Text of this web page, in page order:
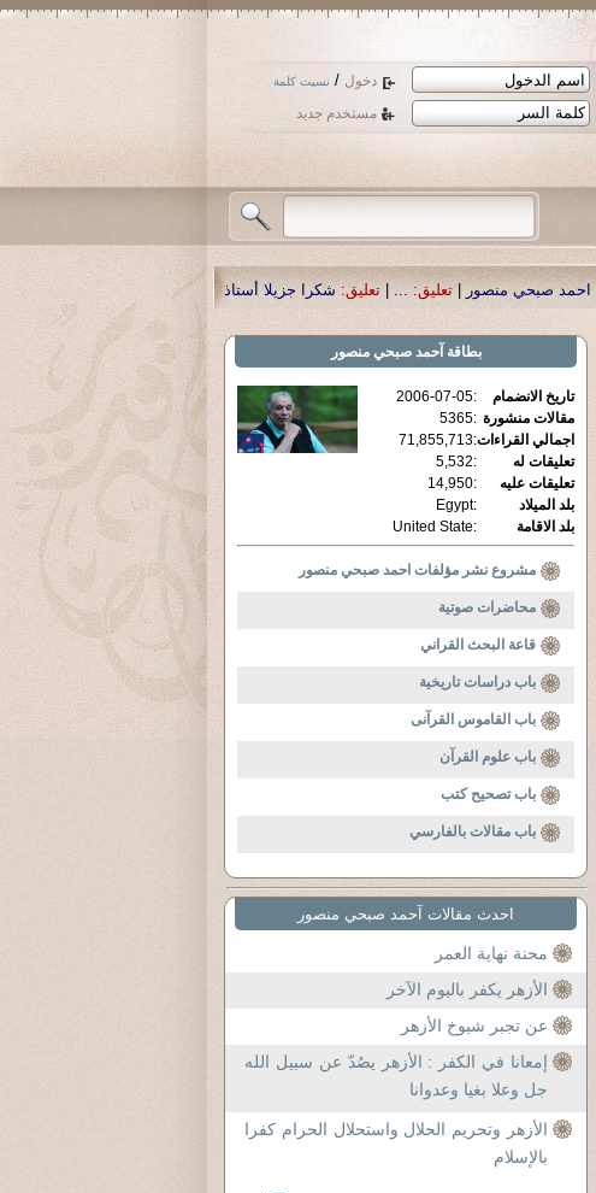
دخول / نسيت كلمة
مستخدم جديد
تعليق: شكرا جزيلا أستاذ حمد الحمد .أكرمكم الله . |تعليق:
بطاقة آحمد صبحي منصور
تاريخ الانضمام :
2006-07-05
مقالات منشورة :
5365
اجمالي القراءات:
71,855,713
تعليقات له
:
5,532
تعليقات عليه
:
14,950
بلد الميلاد
:
Egypt
بلد الاقامة
:
United State
مشروع نشر مؤلفات احمد صبحي منصور
محاضرات صوتية
قاعة البحث القراني
باب دراسات تاريخية
باب القاموس القرآنى
باب علوم القرآن
باب تصحيح كتب
باب مقالات بالفارسي
احدث مقالات آحمد صبحي منصور
محنة نهاية العمر
الأزهر يكفر باليوم الآخر
عن تجبر شيوخ الأزهر
إمعانا في الكفر : الأزهر يصُدّ عن سبيل الله
جل وعلا بغيا وعدوانا
الأزهر وتحريم الحلال واستحلال الحرام كفرا
بالإسلام